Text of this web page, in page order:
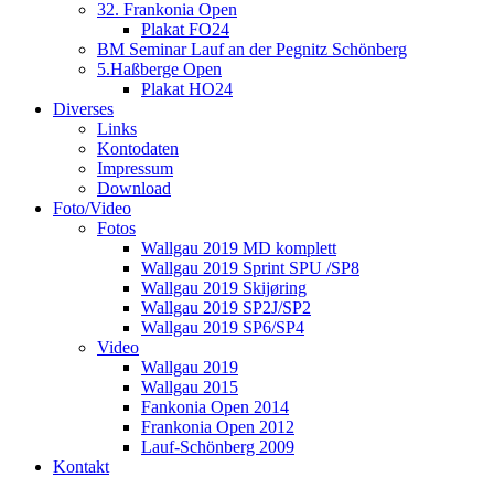
32. Frankonia Open
Plakat FO24
BM Seminar Lauf an der Pegnitz Schönberg
5.Haßberge Open
Plakat HO24
Diverses
Links
Kontodaten
Impressum
Download
Foto/Video
Fotos
Wallgau 2019 MD komplett
Wallgau 2019 Sprint SPU /SP8
Wallgau 2019 Skijøring
Wallgau 2019 SP2J/SP2
Wallgau 2019 SP6/SP4
Video
Wallgau 2019
Wallgau 2015
Fankonia Open 2014
Frankonia Open 2012
Lauf-Schönberg 2009
Kontakt